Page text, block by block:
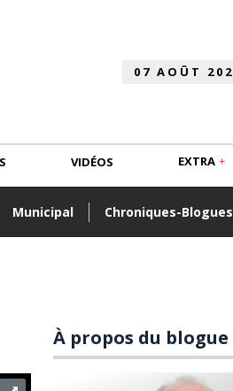
Municipal Chroniques-Blogues
VIDÉOS EXTRA
À propos du blogue